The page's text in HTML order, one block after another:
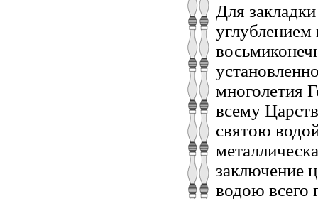
Для
многолетия
всему
святою
заключение
водою всего